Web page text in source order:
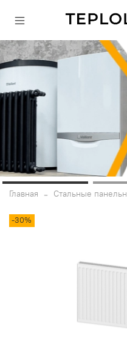
Главная Стальные
-30%